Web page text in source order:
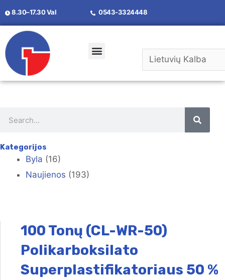
8.30–17.30 Val 0543-3324448
Kategorijos
Byla (16)
Naujienos (193)
100 Tonų (CL-WR-50)
Polikarboksilato
Superplastifikatoriaus 50 %